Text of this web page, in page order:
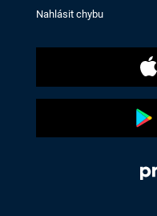
Nahlásit chybu